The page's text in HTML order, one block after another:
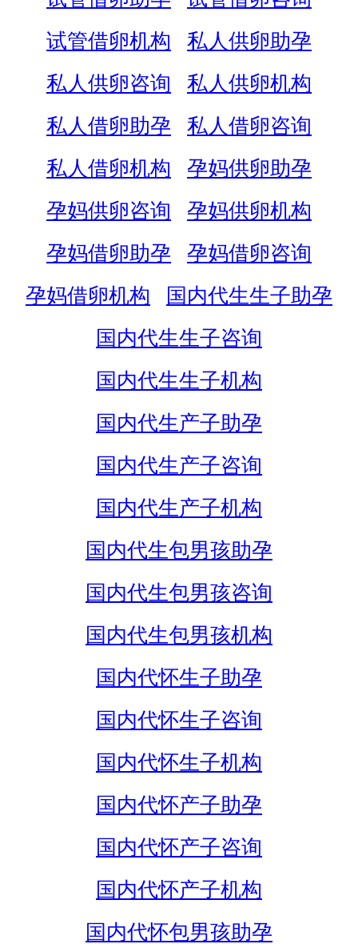
试管借卵机构
私人供卵助孕
私人供卵咨询
私人供卵机构
私人借卵助孕
私人借卵咨询
私人借卵机构
孕妈供卵助孕
孕妈供卵咨询
孕妈供卵机构
孕妈借卵助孕
孕妈借卵咨询
孕妈借卵机构
国内代生生子助孕
国内代生生子咨询
国内代生生子机构
国内代生产子助孕
国内代生产子咨询
国内代生产子机构
国内代生包男孩助孕
国内代生包男孩咨询
国内代生包男孩机构
国内代怀生子助孕
国内代怀生子咨询
国内代怀生子机构
国内代怀产子助孕
国内代怀产子咨询
国内代怀产子机构
国内代怀包男孩助孕